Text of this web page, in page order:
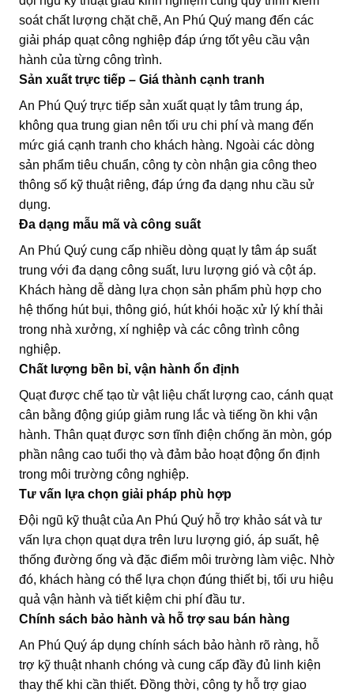
soát chất lượng chặt chẽ, An Phú Quý mang đến các
giải pháp quạt công nghiệp đáp ứng tốt yêu cầu vận
hành của từng công trình.
Sản xuất trực tiếp – Giá thành cạnh tranh
An Phú Quý trực tiếp sản xuất quạt ly tâm trung áp,
không qua trung gian nên tối ưu chi phí và mang đến
mức giá cạnh tranh cho khách hàng. Ngoài các dòng
sản phẩm tiêu chuẩn, công ty còn nhận gia công theo
thông số kỹ thuật riêng, đáp ứng đa dạng nhu cầu sử
dụng.
Đa dạng mẫu mã và công suất
An Phú Quý cung cấp nhiều dòng quạt ly tâm áp suất
trung với đa dạng công suất, lưu lượng gió và cột áp.
Khách hàng dễ dàng lựa chọn sản phẩm phù hợp cho
hệ thống hút bụi, thông gió, hút khói hoặc xử lý khí thải
trong nhà xưởng, xí nghiệp và các công trình công
nghiệp.
Chất lượng bền bỉ, vận hành ổn định
Quạt được chế tạo từ vật liệu chất lượng cao, cánh quạt
cân bằng động giúp giảm rung lắc và tiếng ồn khi vận
hành. Thân quạt được sơn tĩnh điện chống ăn mòn, góp
phần nâng cao tuổi thọ và đảm bảo hoạt động ổn định
trong môi trường công nghiệp.
Tư vấn lựa chọn giải pháp phù hợp
Đội ngũ kỹ thuật của An Phú Quý hỗ trợ khảo sát và tư
vấn lựa chọn quạt dựa trên lưu lượng gió, áp suất, hệ
thống đường ống và đặc điểm môi trường làm việc. Nhờ
đó, khách hàng có thể lựa chọn đúng thiết bị, tối ưu hiệu
quả vận hành và tiết kiệm chi phí đầu tư.
Chính sách bảo hành và hỗ trợ sau bán hàng
An Phú Quý áp dụng chính sách bảo hành rõ ràng, hỗ
trợ kỹ thuật nhanh chóng và cung cấp đầy đủ linh kiện
thay thế khi cần thiết. Đồng thời, công ty hỗ trợ giao